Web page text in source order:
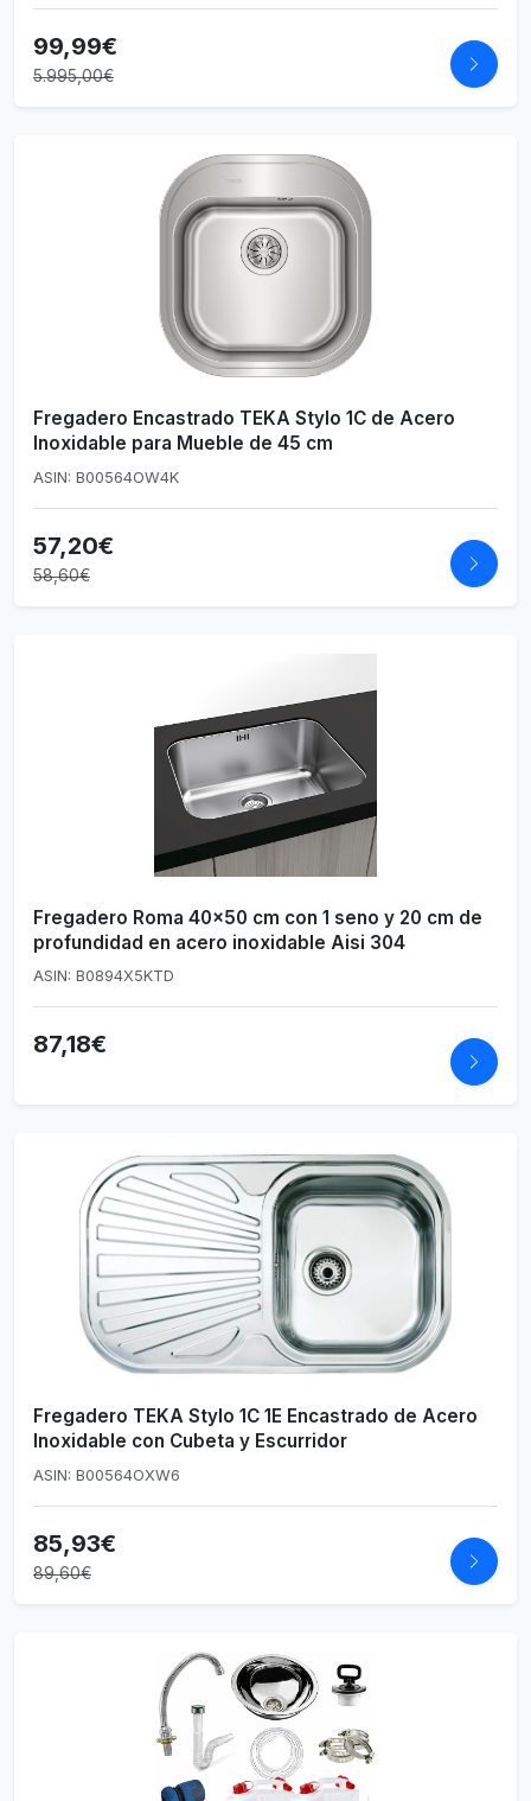
99,99€
5.995,00€
Fregadero Encastrado TEKA Stylo 1C de Acero
Inoxidable para Mueble de 45 cm
ASIN: B00564OW4K
57,20€
58,60€
Fregadero Roma 40x50 cm con 1 seno y 20 cm de
profundidad en acero inoxidable Aisi 304
ASIN: B0894X5KTD
87,18€
Fregadero TEKA Stylo 1C 1E Encastrado de Acero
Inoxidable con Cubeta y Escurridor
ASIN: B00564OXW6
85,93€
89,60€